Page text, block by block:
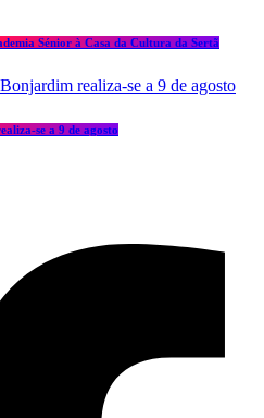
Sénior à Casa da Cultura da Sertã
se a 9 de agosto